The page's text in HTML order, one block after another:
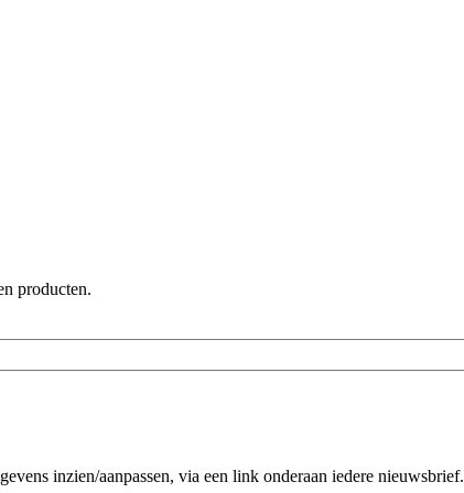
producten.
inzien/aanpassen, via een link onderaan iedere nieuwsbrief.